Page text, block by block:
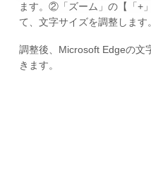
ます。②「ズーム」の【「+
て、文字サイズを調整します。
調整後、Microsoft Edgeの文
きます。